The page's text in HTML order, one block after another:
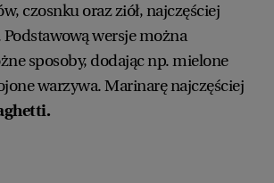
czosnku oraz ziół, najczęściej
wersje można
sposoby, dodając np. mielone
warzywa. Marinarę najczęściej